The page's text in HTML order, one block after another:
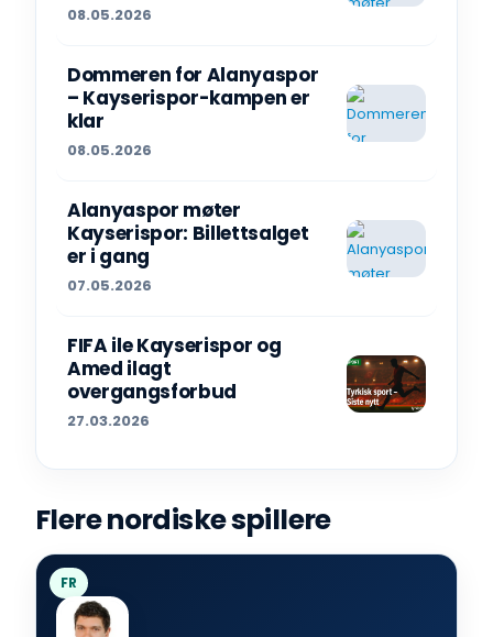
08.05.2026
Dommeren for Alanyaspor
– Kayserispor-kampen er
klar
08.05.2026
Alanyaspor møter
Kayserispor: Billettsalget
er i gang
07.05.2026
FIFA ile Kayserispor og
Amed ilagt
overgangsforbud
27.03.2026
Flere nordiske spillere
FR